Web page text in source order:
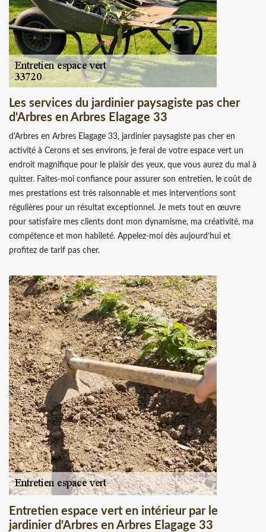
Les services du jardinier paysagiste pas cher
d'Arbres en Arbres Elagage 33
d'Arbres en Arbres Elagage 33, jardinier paysagiste pas cher en
activité à Cerons et ses environs, je ferai de votre espace vert un
endroit magnifique pour le plaisir des yeux, que vous aurez du mal à
quitter. Faites-moi confiance pour assurer son entretien, le coût de
mes prestations est très raisonnable et mes interventions sont
régulières pour un résultat exceptionnel. Je mets tout en œuvre
pour satisfaire mes clients dont mon dynamisme, ma créativité, ma
compétence et mon habileté. Appelez-moi dès aujourd’hui et
profitez de tarif pas cher.
Entretien espace vert en intérieur par le
jardinier d'Arbres en Arbres Elagage 33